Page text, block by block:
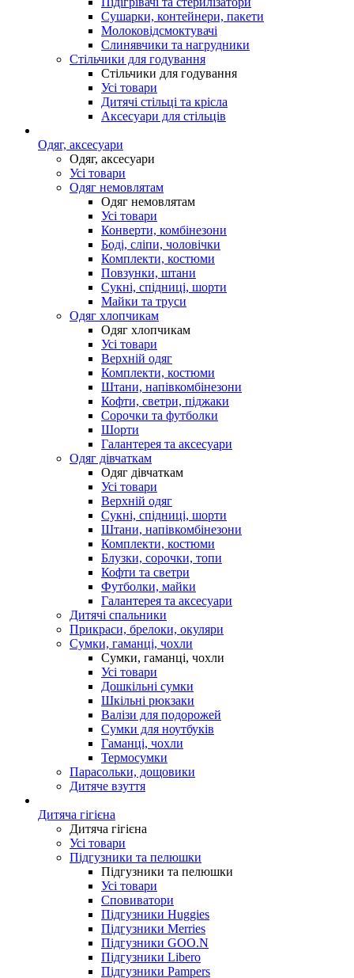
Сушарки, контейнери, пакети
Молоковідсмоктувачі
Слинявчики та нагрудники
Стільчики для годування
Стільчики для годування
Усі товари
Дитячі стільці та крісла
Аксесуари для стільців
Одяг, аксесуари
Одяг, аксесуари
Усі товари
Одяг немовлятам
Одяг немовлятам
Усі товари
Конверти, комбінезони
Боді, сліпи, чоловічки
Комплекти, костюми
Повзунки, штани
Сукні, спідниці, шорти
Майки та труси
Одяг хлопчикам
Одяг хлопчикам
Усі товари
Верхній одяг
Комплекти, костюми
Штани, напівкомбінезони
Кофти, светри, піджаки
Сорочки та футболки
Шорти
Галантерея та аксесуари
Одяг дівчаткам
Одяг дівчаткам
Усі товари
Верхній одяг
Сукні, спідниці, шорти
Штани, напівкомбінезони
Комплекти, костюми
Блузки, сорочки, топи
Кофти та светри
Футболки, майки
Галантерея та аксесуари
Дитячі спальники
Прикраси, брелоки, окуляри
Сумки, гаманці, чохли
Сумки, гаманці, чохли
Усі товари
Дошкільні сумки
Шкільні рюкзаки
Валізи для подорожей
Сумки для ноутбуків
Гаманці, чохли
Термосумки
Парасольки, дощовики
Дитяче взуття
Дитяча гігієна
Дитяча гігієна
Усі товари
Підгузники та пелюшки
Підгузники та пелюшки
Усі товари
Сповиватори
Підгузники Huggies
Підгузники Merries
Підгузники GOO.N
Підгузники Libero
Підгузники Pampers